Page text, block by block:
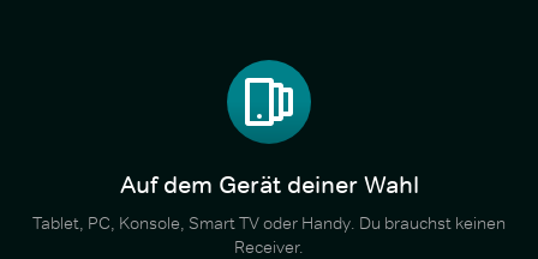
Auf dem Gerät deiner Wahl
Tablet, PC, Konsole, Smart TV oder Handy. Du brauchst keinen
Receiver.